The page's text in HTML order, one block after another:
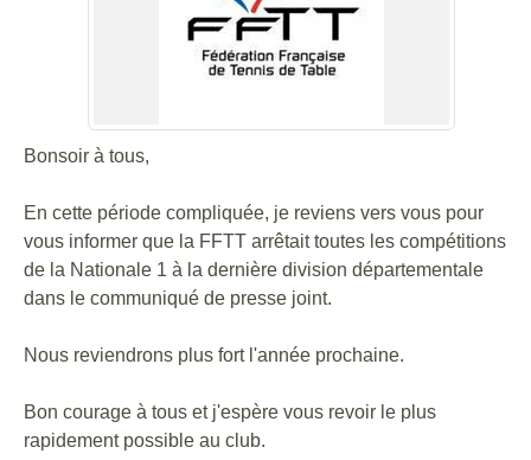
Bonsoir à tous,
En cette période compliquée, je reviens vers vous pour
vous informer que la FFTT arrêtait toutes les compétitions
de la Nationale 1 à la dernière division départementale
dans le communiqué de presse joint.
Nous reviendrons plus fort l'année prochaine.
Bon courage à tous et j'espère vous revoir le plus
rapidement possible au club.